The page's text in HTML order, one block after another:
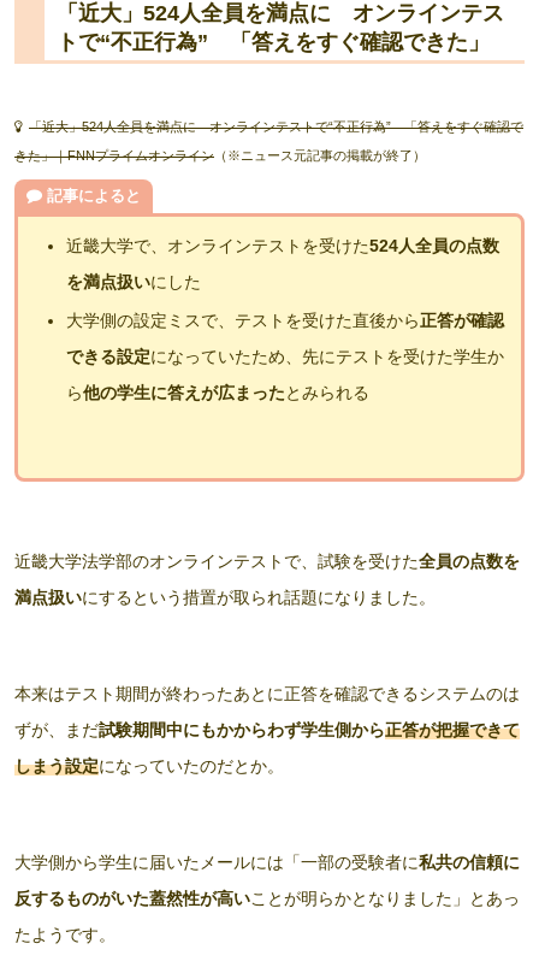
「近大」524人全員を満点に オンラインテス
トで“不正行為” 「答えをすぐ確認できた」
「近大」524人全員を満点に オンラインテストで“不正行為” 「答えをすぐ確認で
きた」｜FNNプライムオンライン （※ニュース元記事の掲載が終了）
記事によると
近畿大学で、オンラインテストを受けた524人全員の点数
を満点扱いにした
大学側の設定ミスで、テストを受けた直後から正答が確認
できる設定になっていたため、先にテストを受けた学生か
ら他の学生に答えが広まったとみられる
近畿大学法学部のオンラインテストで、試験を受けた全員の点数を
満点扱いにするという措置が取られ話題になりました。
本来はテスト期間が終わったあとに正答を確認できるシステムのは
ずが、まだ試験期間中にもかからわず学生側から正答が把握できて
しまう設定になっていたのだとか。
大学側から学生に届いたメールには「一部の受験者に私共の信頼に
反するものがいた蓋然性が高いことが明らかとなりました」とあっ
たようです。